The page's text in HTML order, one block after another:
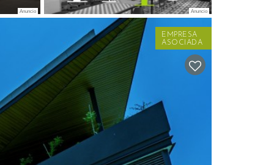
EMPRESA
ASOCIADA